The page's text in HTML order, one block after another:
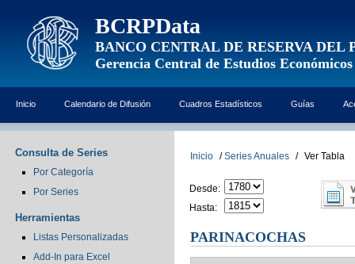
BCRPData
BANCO CENTRAL DE RESERVA DEL
Gerencia Central de Estudios Económicos
Inicio Calendario de Difusión Cuadros Estadísticos Guías
Consulta de Series
Por Categoría
Por Series
Herramientas
Listas Personalizadas
Add-In para Excel
Inicio / Series Anuales / Ver Tabla
Desde:
Hasta:
PARINACOCHAS